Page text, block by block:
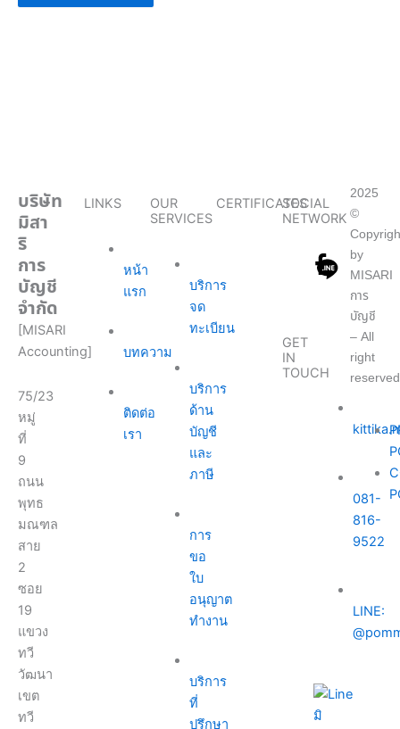
บริษัท
มิสา
ริ
การ
บัญชี
จำกัด
[MISARI
Accounting]
75/23
หมู่
ที่
9
ถนน
พุทธ
มณฑล
สาย
2
ซอย
19
แขวง
ทวี
วัฒนา
เขต
ทวี
LINKS
หน้า
แรก
บทความ
ติดต่อ
เรา
OUR
SERVICES
บริการ
จด
ทะเบียน
บริการ
ด้าน
บัญชี
และ
ภาษี
การ
ขอ
ใบ
อนุญาต
ทำงาน
บริการ
ที่
ปรึกษา
CERTIFICATESSOCIAL
NETWORK
GET
IN
TOUCH
081-
816-
9522
LINE:
2025
©
by
MISARI
การ
บัญชี
– All
right